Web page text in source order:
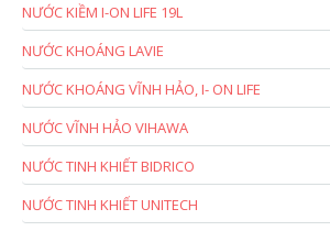
NƯỚC KIỀM I-ON LIFE 19L
NƯỚC KHOÁNG LAVIE
NƯỚC KHOÁNG VĨNH HẢO, I- ON LIFE
NƯỚC VĨNH HẢO VIHAWA
NƯỚC TINH KHIẾT BIDRICO
NƯỚC TINH KHIẾT UNITECH